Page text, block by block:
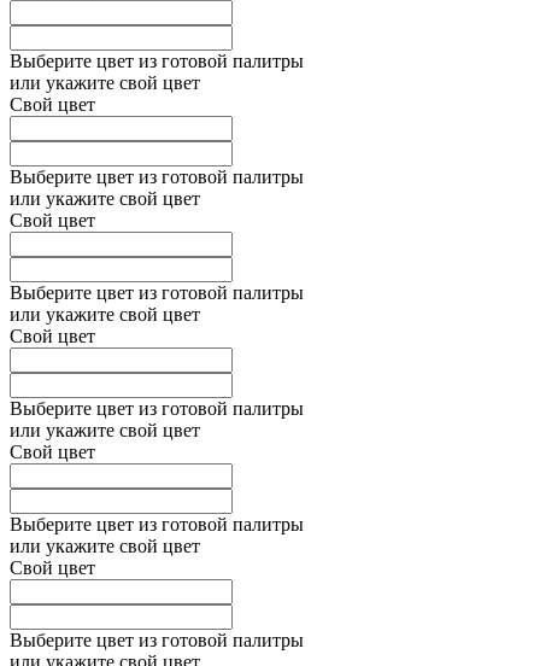
Выберите цвет из готовой палитры
или укажите свой цвет
Свой цвет
Выберите цвет из готовой палитры
или укажите свой цвет
Свой цвет
Выберите цвет из готовой палитры
или укажите свой цвет
Свой цвет
Выберите цвет из готовой палитры
или укажите свой цвет
Свой цвет
Выберите цвет из готовой палитры
или укажите свой цвет
Свой цвет
Выберите цвет из готовой палитры
или укажите свой цвет